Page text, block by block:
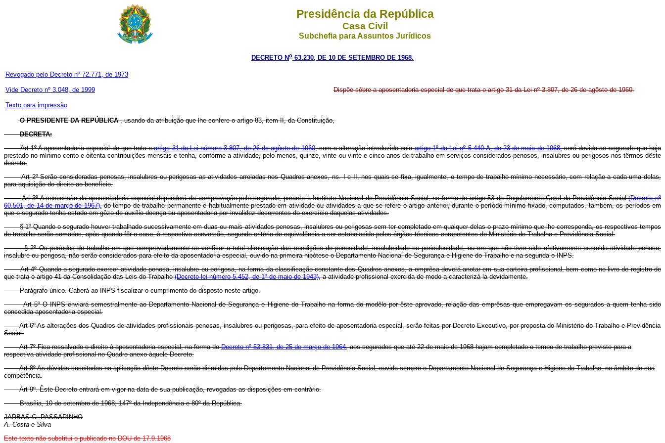
Presidência da República
Casa Civil
Subchefia para Assuntos Jurídicos
DECRETO No 63.230, DE 10 DE SETEMBRO DE 1968.
Revogado pelo Decreto nº 72.771, de 1973
Vide Decreto nº 3.048, de 1999
Texto para impressão
Dispõe sôbre a aposentadoria especial de que trata o artigo 31 da Lei nº 3.807, de 26 de agôsto de 1960.
O PRESIDENTE DA REPÚBLICA, usando da atribuição que lhe confere o artigo 83, item II, da Constituição,
DECRETA:
Art 1º A aposentadoria especial de que trata oartigo 31 da Lei número 3.807, de 26 de agôsto de 1960, com a alteração introduzida peloartigo 1º da Lei nº 5.440-A, de 23 de maio de 1968,será devida ao segurado que haja
prestado no mínimo cento e oitenta contribuições mensais e tenha, conforme a atividade, pelo menos, quinze, vinte ou vinte e cinco anos de trabalho em serviços considerados penosos, insalubres ou perigosos nos têrmos dêste
decreto.
Art 2º Serão consideradas penosas, insalubres ou perigosas as atividades arroladas nos Quadros anexos, ns. I e II, nos quais se fixa, igualmente, o tempo de trabalho mínimo necessário, com relação a cada uma delas,
para aquisição do direito ao benefício.
Art 3º A concessão da aposentadoria especial dependerá da comprovação pelo segurado, perante o Instituto Nacional de Previdência Social, na forma do artigo 53 do Regulamento Geral da Previdência Social(Decreto nº
60.501, de 14 de março de 1967),do tempo de trabalho permanente e habitualmente prestado em atividade ou atividades a que se refere o artigo anterior, durante o período mínimo fixado, computados, também, os períodos em
que o segurado tenha estado em gôzo de auxílio-doença ou aposentadoria por invalidez decorrentes do exercício daquelas atividades.
§ 1º Quando o segurado houver trabalhado sucessivamente em duas ou mais atividades penosas, insalubres ou perigosas sem ter completado em qualquer delas o prazo mínimo que lhe corresponda, os respectivos tempos
de trabalho serão somados, após quando fôr o caso, à respectiva conversão, segundo critério de equivalência a ser estabelecido pelos órgãos técnicos competentes do Ministério do Trabalho e Previdência Social.
§ 2º Os períodos de trabalho em que comprovadamente se verificar a total eliminação das condições de penosidade, insalubridade ou periculosidade, ou em que não tiver sido efetivamente exercida atividade penosa,
insalubre ou perigosa, não serão considerados para efeito da aposentadoria especial, ouvido na primeira hipótese o Departamento Nacional de Segurança e Higiene do Trabalho e na segunda o INPS.
Art 4º Quando o segurado exercer atividade penosa, insalubre ou perigosa, na forma da classificação constante dos Quadros anexos, a emprêsa deverá anotar em sua carteira profissional, bem como no livro de registro de
que trata o artigo 41 da Consolidação das Leis do Trabalho(Decreto-lei número 5.452, de 1º de maio de 1943),a atividade profissional exercida de modo a caracterizá-la devidamente.
Parágrafo único. Caberá ao INPS fiscalizar o cumprimento do disposto neste artigo.
Art 5º O INPS enviará semestralmente ao Departamento Nacional de Segurança e Higiene do Trabalho na forma do modêlo por êste aprovado, relação das emprêsas que empregavam os segurados a quem tenha sido
concedida aposentadoria especial.
Art 6º As alterações dos Quadros de atividades profissionais penosas, insalubres ou perigosas, para efeito de aposentadoria especial, serão feitas por Decreto Executivo, por proposta do Ministério do Trabalho e Previdência
Social.
Art 7º Fica ressalvado o direito à aposentadoria especial, na forma doDecreto nº 53.831, de 25 de março de 1964, aos segurados que até 22 de maio de 1968 hajam completado o tempo de trabalho previsto para a
respectiva atividade profissional no Quadro anexo àquele Decreto.
Art 8º As dúvidas suscitadas na aplicação dêste Decreto serão dirimidas pelo Departamento Nacional de Previdência Social, ouvido sempre o Departamento Nacional de Segurança e Higiene do Trabalho, no âmbito de sua
competência.
Art 9º. Êste Decreto entrará em vigor na data de sua publicação, revogadas as disposições em contrário.
Brasília, 10 de setembro de 1968; 147º da Independência e 80º da República.
JARBAS G. PASSARINHO
A. Costa e Silva
Este texto não substitui o publicado no DOU de 17.9.1968